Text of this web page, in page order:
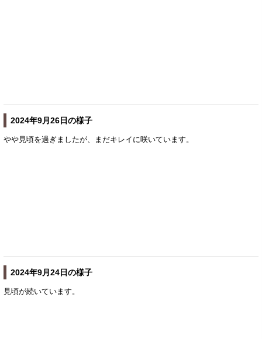
2024年9月26日の様子
やや見頃を過ぎましたが、まだキレイに咲いています。
2024年9月24日の様子
見頃が続いています。